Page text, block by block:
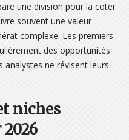
une division pour la coter
souvent une valeur
complexe. Les premiers
des opportunités
analystes ne révisent leurs
niches